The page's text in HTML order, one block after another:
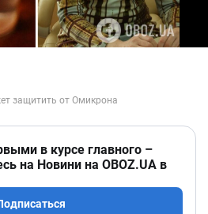
в курсе главного –
на Новини на OBOZ.UA в